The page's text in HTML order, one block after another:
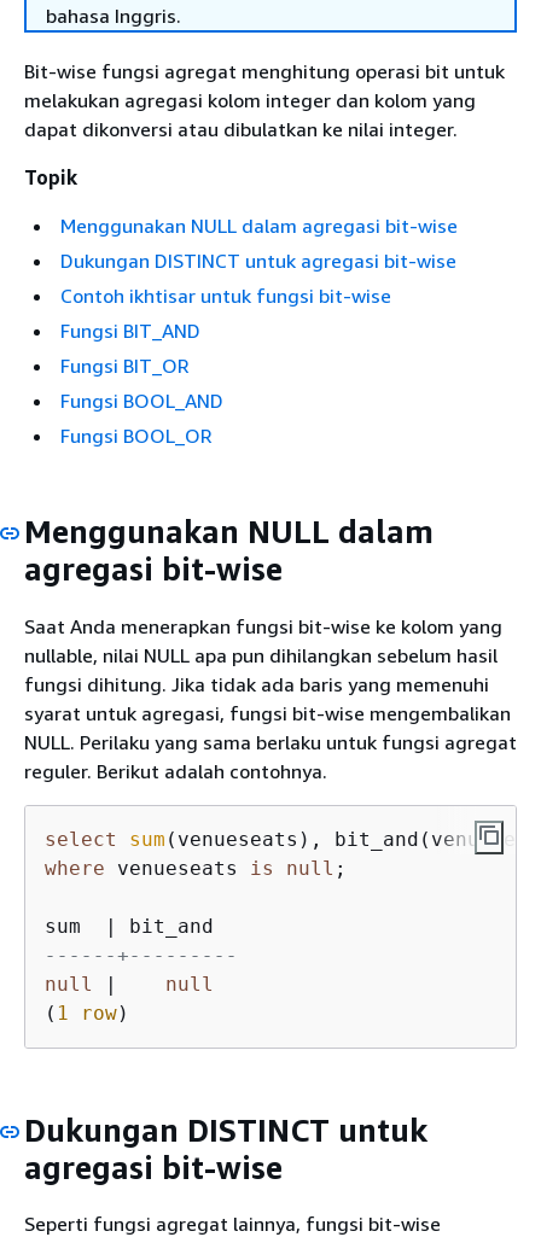
bahasa Inggris.
Bit-wise fungsi agregat menghitung operasi bit untuk
melakukan agregasi kolom integer dan kolom yang
dapat dikonversi atau dibulatkan ke nilai integer.
Topik
Menggunakan NULL dalam agregasi bit-wise
Dukungan DISTINCT untuk agregasi bit-wise
Contoh ikhtisar untuk fungsi bit-wise
Fungsi BIT_AND
Fungsi BIT_OR
Fungsi BOOL_AND
Fungsi BOOL_OR
Menggunakan NULL dalam
agregasi bit-wise
Saat Anda menerapkan fungsi bit-wise ke kolom yang
nullable, nilai NULL apa pun dihilangkan sebelum hasil
fungsi dihitung. Jika tidak ada baris yang memenuhi
syarat untuk agregasi, fungsi bit-wise mengembalikan
NULL. Perilaku yang sama berlaku untuk fungsi agregat
reguler. Berikut adalah contohnya.
select sum (venueseats),
where venueseats is null ;
sum |
------+---------
null
|
null
( 1 row)
Dukungan DISTINCT untuk
agregasi bit-wise
Seperti fungsi agregat lainnya, fungsi bit-wise